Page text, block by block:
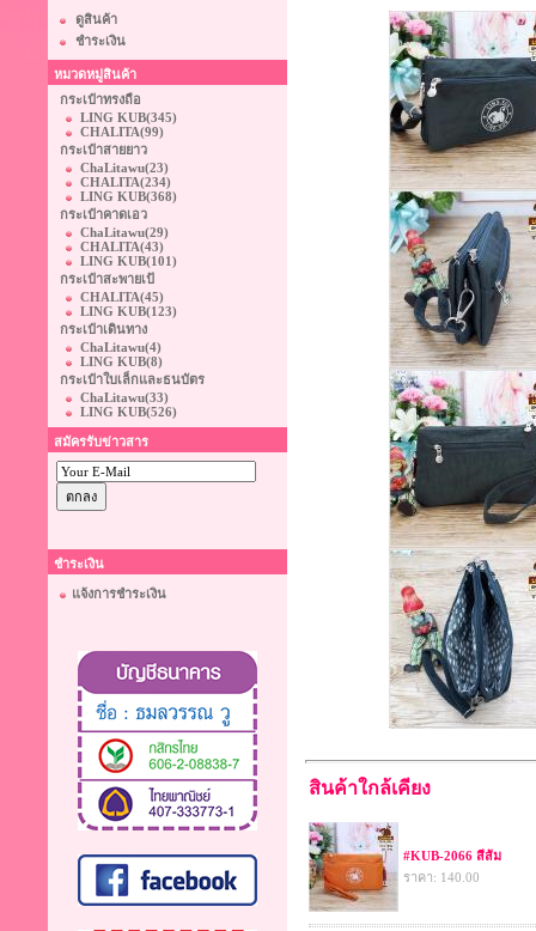
ดูสินค้า
ชำระเงิน
หมวดหมู่สินค้า
กระเป๋าทรงถือ
LING KUB(345)
CHALITA(99)
กระเป๋าสายยาว
ChaLitawu(23)
CHALITA(234)
LING KUB(368)
กระเป๋าคาดเอว
ChaLitawu(29)
CHALITA(43)
LING KUB(101)
กระเป๋าสะพายเป้
CHALITA(45)
LING KUB(123)
กระเป๋าเดินทาง
ChaLitawu(4)
LING KUB(8)
กระเป๋าใบเล็กและธนบัตร
ChaLitawu(33)
LING KUB(526)
สมัครรับข่าวสาร
ชำระเงิน
แจ้งการชำระเงิน
สินค้าใกล้เคียง
#KUB-2066 สีส้ม
ราคา: 140.00